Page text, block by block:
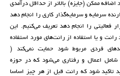
اضافه ممکن (جایزه) بالاتر از حداقل درآمدی
سرمایه و سرمایه‌گذار کاری را انجام دهد
فعالیتی را انجام دهد تعریف می‌کنیم. این
رانت و یا استفاده از رانت‌های مورد استفاده
فردی مربوط شود حمایت نمی‌کند (
رانت شامل اعمال و رفتاری می‌شود که در حوزه
تاکید شود که رانت قبل از هر چیز اساسا